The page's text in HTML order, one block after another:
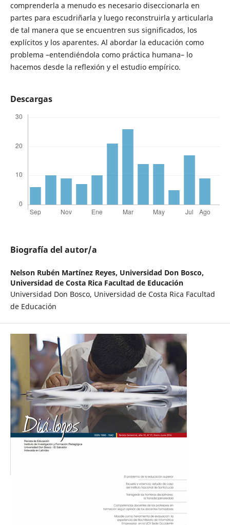
comprenderla a menudo es necesario diseccionarla en
partes para escudriñarla y luego reconstruirla y articularla
de tal manera que se encuentren sus significados, los
explícitos y los aparentes. Al abordar la educación como
problema –entendiéndola como práctica humana– lo
hacemos desde la reflexión y el estudio empírico.
Descargas
Biografía del autor/a
Nelson Rubén Martínez Reyes, Universidad Don Bosco,
Universidad de Costa Rica Facultad de Educación
Universidad Don Bosco, Universidad de Costa Rica Facultad
de Educación